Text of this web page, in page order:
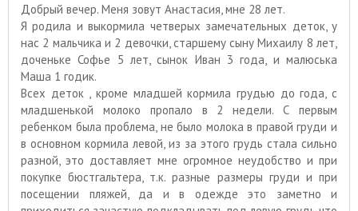
Добрый вечер. Меня зовут Анастасия, мне 28 лет.
Я родила и выкормила четверых замечательных деток, у
нас 2 мальчика и 2 девочки, старшему сыну Михаилу 8 лет,
доченьке Софье 5 лет, сынок Иван 3 года, и малюська
Маша 1 годик.
Всех деток , кроме младшей кормила грудью до года, с
младшенькой молоко пропало в 2 недели. С первым
ребенком была проблема, не было молока в правой груди и
в основном кормила левой, из за этого грудь стала сильно
разной, это доставляет мне огромное неудобство и при
покупке бюстгальтера, т.к. разные размеры груди и при
посещении пляжей, да и в одежде это заметно и